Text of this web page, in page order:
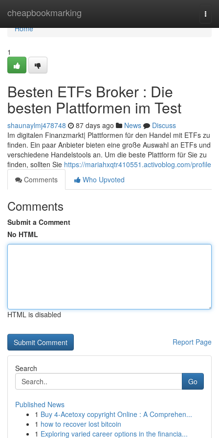
cheapbookmarking
Home
Home
1
Besten ETFs Broker : Die
besten Plattformen im Test
shaunaylmj478748 87 days ago News
Discuss
Im digitalen Finanzmarkt| Plattformen für den Handel mit ETFs zu
finden. Ein paar Anbieter bieten eine große Auswahl an ETFs und
verschiedene Handelstools an. Um die beste Plattform für Sie zu
finden, sollten Sie https://mariahxqtr410551.activoblog.com/profile
Comments
Who Upvoted
Comments
Submit a Comment
No HTML
HTML is disabled
Report Page
Search
Go
Published News
1 Buy 4-Acetoxy copyright Online : A Comprehen...
1 how to recover lost bitcoin
1 Exploring varied career options in the financia...